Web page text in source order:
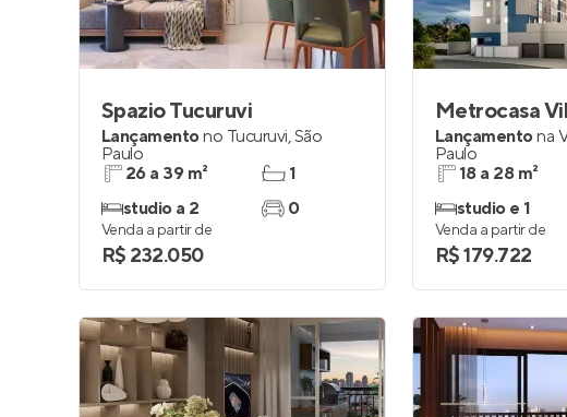
Spazio Tucuruvi
Lançamentono Tucuruvi,São
Paulo
26 a 39 m²
studio a 2
1
0
Venda a partir de
R$ 232.050
Metrocasa
Lançamentona
Paulo
18 a 28 m²
studio e 1
Venda a partir de
R$ 179.722